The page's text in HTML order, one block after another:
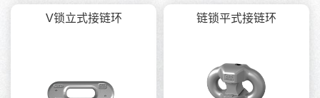
V锁立式接链环 链锁平式接链环